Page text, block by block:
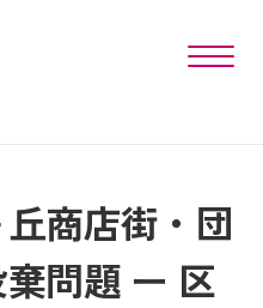
toggle
商店街・団
問題 ー 区